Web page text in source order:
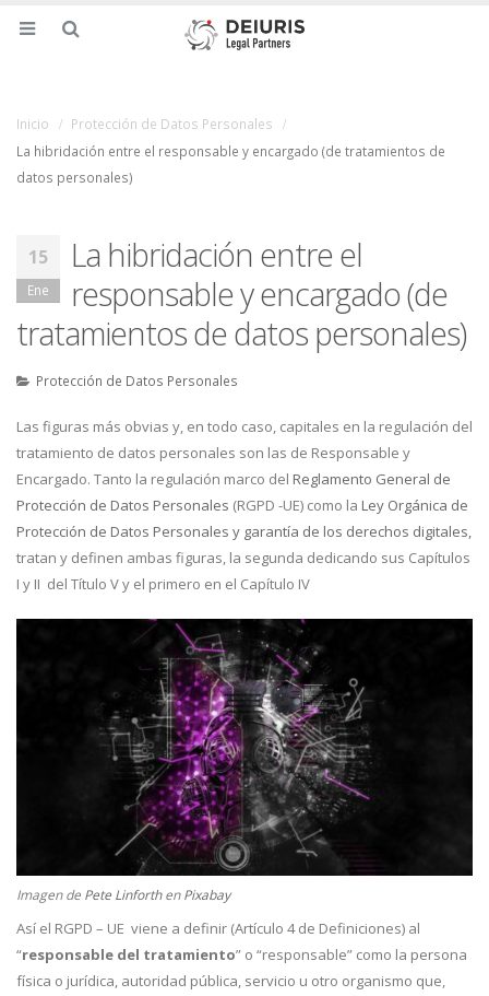
Inicio
Protección de Datos Personales
La hibridación entre el responsable y encargado (de tratamientos de
datos personales)
15
Ene
La hibridación entre el
responsable y encargado (de
tratamientos de datos personales)
Protección de Datos Personales
Las figuras más obvias y, en todo caso, capitales en la regulación del
tratamiento de datos personales son las de Responsable y
Encargado. Tanto la regulación marco del Reglamento General de
Protección de Datos Personales (RGPD -UE) como la Ley Orgánica de
Protección de Datos Personales y garantía de los derechos digitales,
tratan y definen ambas figuras, la segunda dedicando sus Capítulos
I y II del Título V y el primero en el Capítulo IV
Imagen de Pete LinforthenPixabay
Así el RGPD – UE viene a definir (Artículo 4 de Definiciones) al
“responsable del tratamiento” o “responsable” como la persona
física o jurídica, autoridad pública, servicio u otro organismo que,